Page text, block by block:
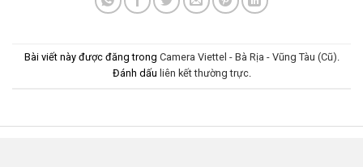
Bài viết này được đăng trong Camera Viettel - Bà Rịa - Vũng Tàu (Cũ).
Đánh dấu liên kết thường trực.